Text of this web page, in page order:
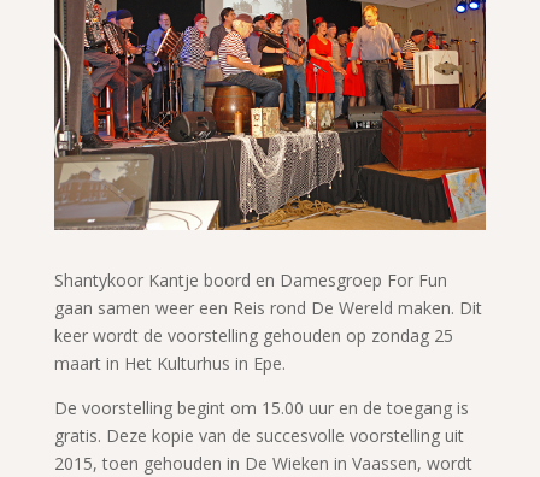
Shantykoor Kantje boord en Damesgroep For Fun
gaan samen weer een Reis rond De Wereld maken. Dit
keer wordt de voorstelling gehouden op zondag 25
maart in Het Kulturhus in Epe.
De voorstelling begint om 15.00 uur en de toegang is
gratis. Deze kopie van de succesvolle voorstelling uit
2015, toen gehouden in De Wieken in Vaassen, wordt